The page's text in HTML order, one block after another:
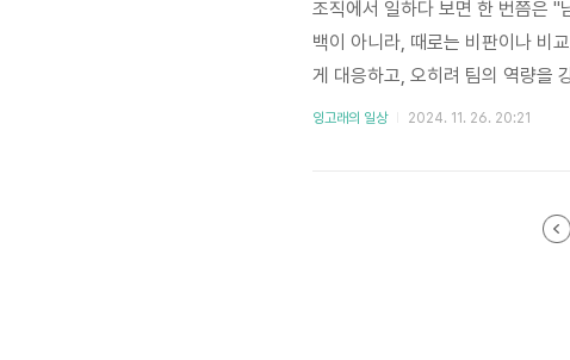
조직에서 일하다 보면 한 번쯤은 "
백이 아니라, 때로는 비판이나 비
게 대응하고, 오히려 팀의 역량을
이유는 여러 가지가 있습니다:비
잉고래의 일상 2024. 11. 26. 20:21